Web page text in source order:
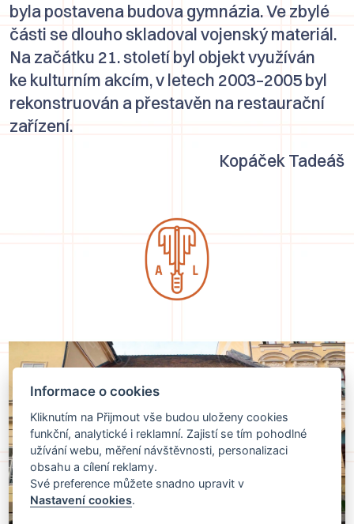
byla postavena budova gymnázia. Ve zbylé
části se dlouho skladoval vojenský materiál.
Na začátku 21. století byl objekt využíván
ke kulturním akcím, v letech 2003–2005 byl
rekonstruován a přestavěn na restaurační
zařízení.
Kopáček Tadeáš
Informace o cookies
Kliknutím na Přijmout vše budou uloženy cookies
funkční, analytické i reklamní. Zajistí se tím pohodlné
užívání webu, měření návštěvnosti, personalizaci
obsahu a cílení reklamy.
Své preference můžete snadno upravit v
Nastavení cookies.